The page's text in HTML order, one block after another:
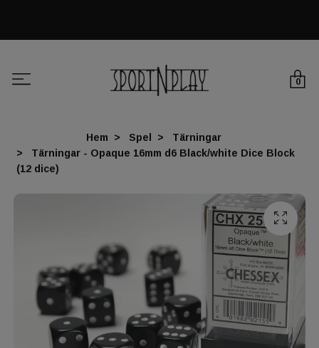
0
Hem Spel
Tärningar
Tärningar - Opaque 16mm d6 Black/white Dice Block
(12 dice)